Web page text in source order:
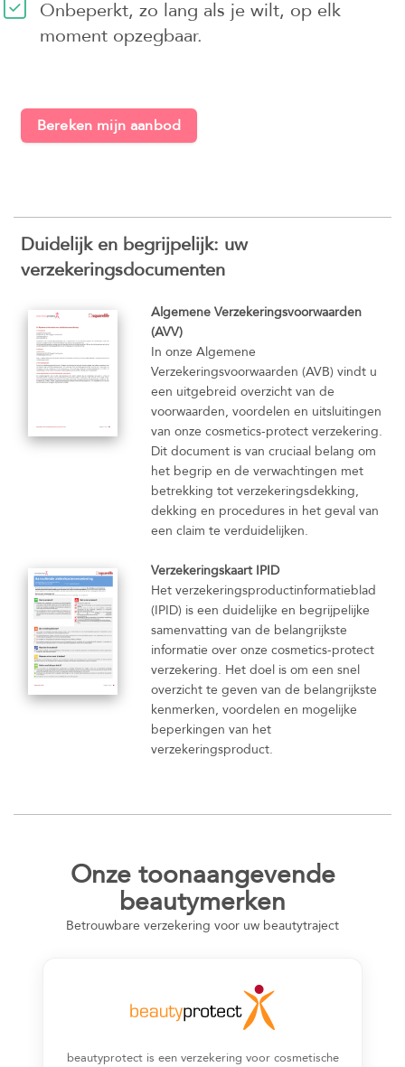
Onbeperkt, zo lang als je wilt, op elk
moment opzegbaar.
Bereken mijn aanbod
Duidelijk en begrijpelijk: uw
verzekeringsdocumenten
Algemene Verzekeringsvoorwaarden
(AVV)
In onze Algemene
Verzekeringsvoorwaarden (AVB) vindt u
een uitgebreid overzicht van de
voorwaarden, voordelen en uitsluitingen
van onze cosmetics-protect verzekering.
Dit document is van cruciaal belang om
het begrip en de verwachtingen met
betrekking tot verzekeringsdekking,
dekking en procedures in het geval van
een claim te verduidelijken.
Verzekeringskaart IPID
Het verzekeringsproductinformatieblad
(IPID) is een duidelijke en begrijpelijke
samenvatting van de belangrijkste
informatie over onze cosmetics-protect
verzekering. Het doel is om een snel
overzicht te geven van de belangrijkste
kenmerken, voordelen en mogelijke
beperkingen van het
verzekeringsproduct.
Onze toonaangevende
beautymerken
Betrouwbare verzekering voor uw beautytraject
beautyprotect is een verzekering voor cosmetische